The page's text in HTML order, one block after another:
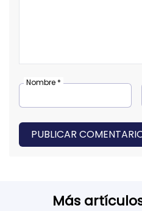
Nombre *
PUBLICAR
Más